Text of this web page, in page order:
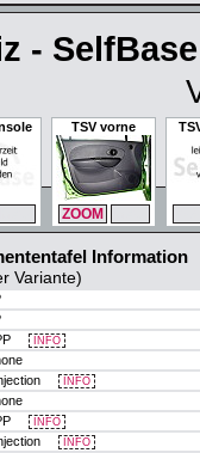
-
TSV vorne
ZOOM
Information
Variante)
INFO
INFO
INFO
INFO